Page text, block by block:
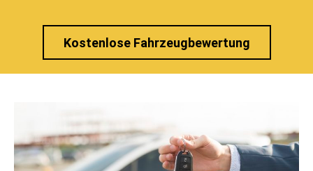
Kostenlose Fahrzeugbewertung